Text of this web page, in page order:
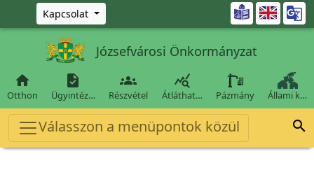
Ugrás a fő tartalomra
Kapcsolat 
Józsefvárosi Önkormányzat

Otthon

Ügyintéz…

Részvétel

Átláthat… Pázmány Állami k…
Válasszon a menüpontok közül 